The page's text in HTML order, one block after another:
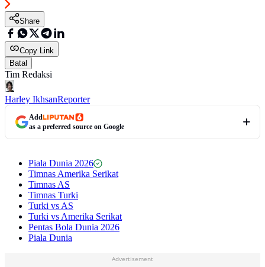
Share
Copy Link
Batal
Tim Redaksi
Harley IkhsanReporter
Add
as a preferred source on Google
Piala Dunia 2026
Timnas Amerika Serikat
Timnas AS
Timnas Turki
Turki vs AS
Turki vs Amerika Serikat
Pentas Bola Dunia 2026
Piala Dunia
Advertisement